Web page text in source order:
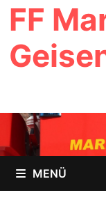
Zum
Inhalt
springen
FF
MENÜ